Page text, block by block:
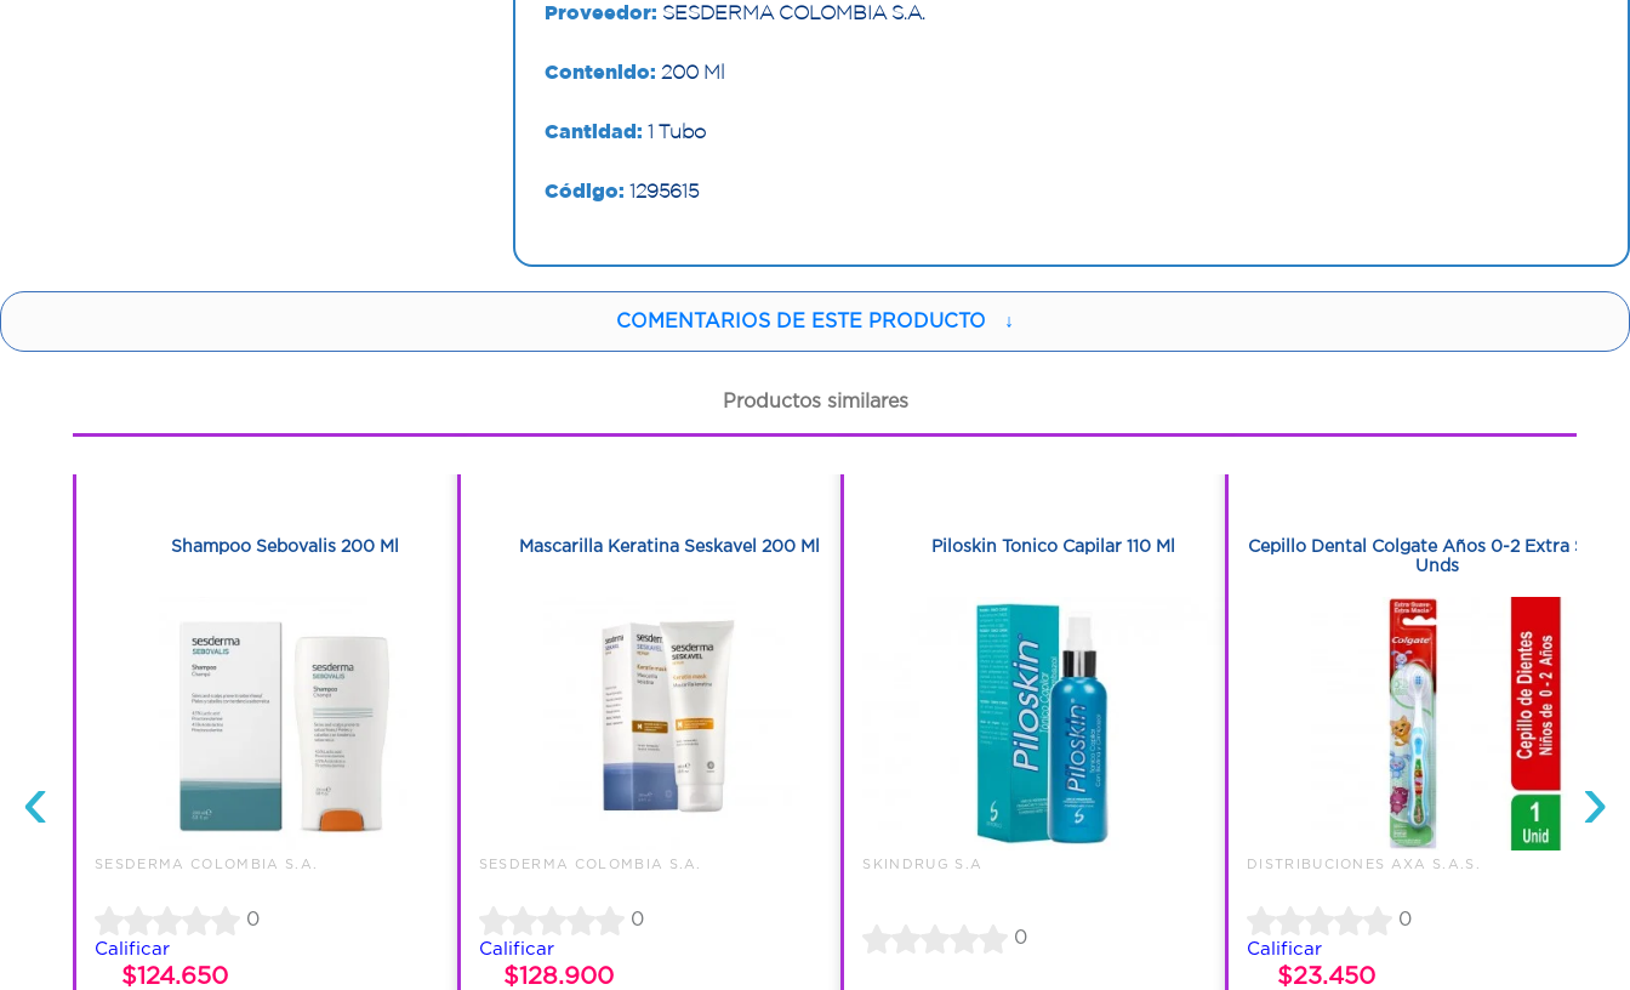
Proveedor: SESDERMA COLOMBIA S.A.
Contenido: 200 Ml
Cantidad: 1 Tubo
Código: 1295615
COMENTARIOS DE ESTE PRODUCTO ↓
Productos similares
‹
Shampoo Sebovalis 200 Ml
SESDERMA COLOMBIA S.A.
0
Calificar
$124.650
Mascarilla Keratina Seskavel 200 Ml
SESDERMA COLOMBIA S.A.
0
Calificar
$128.900
Piloskin Tonico Capilar 110 Ml
SKINDRUG S.A
0
Cepillo Dental Colgate Años 0-2 Extra Suave
Unds
DISTRIBUCIONES AXA S.A.S.
0
Calificar
$23.450
›